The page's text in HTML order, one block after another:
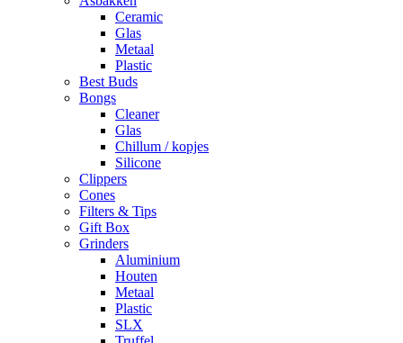
Ceramic
Glas
Metaal
Plastic
Best Buds
Bongs
Cleaner
Glas
Chillum / kopjes
Silicone
Clippers
Cones
Filters & Tips
Gift Box
Grinders
Aluminium
Houten
Metaal
Plastic
SLX